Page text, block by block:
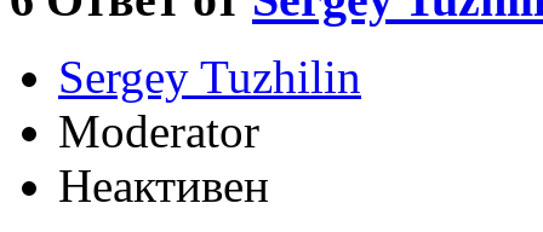
Sergey Tuzhilin
Moderator
Неактивен